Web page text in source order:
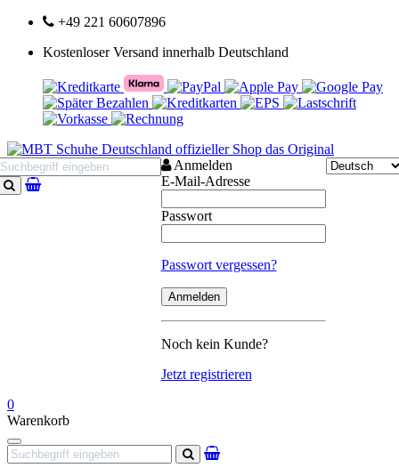
+49 221 60607896
Kostenloser Versand innerhalb Deutschland
Suchen
Anmelden
E-Mail-Adresse
Passwort
Passwort vergessen?
Noch kein Kunde?
Jetzt registrieren
0
Warenkorb
Navigation
Suchen